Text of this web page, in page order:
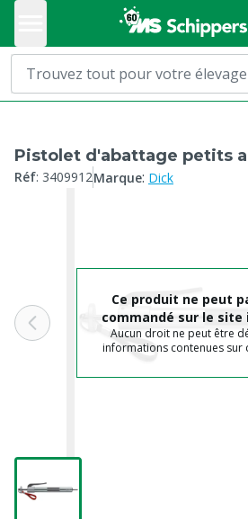
Pistolet d'abattage petits
Réf: 3409912Marque: Dick
Ce produit ne peut
commandé sur le
Aucun droit ne peut être
informations contenues sur